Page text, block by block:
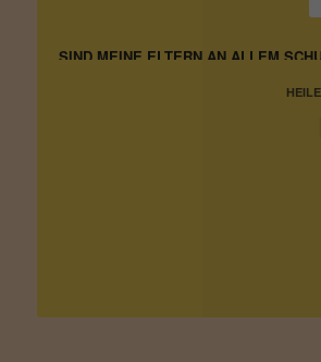
SIND MEINE ELTERN AN ALLEM